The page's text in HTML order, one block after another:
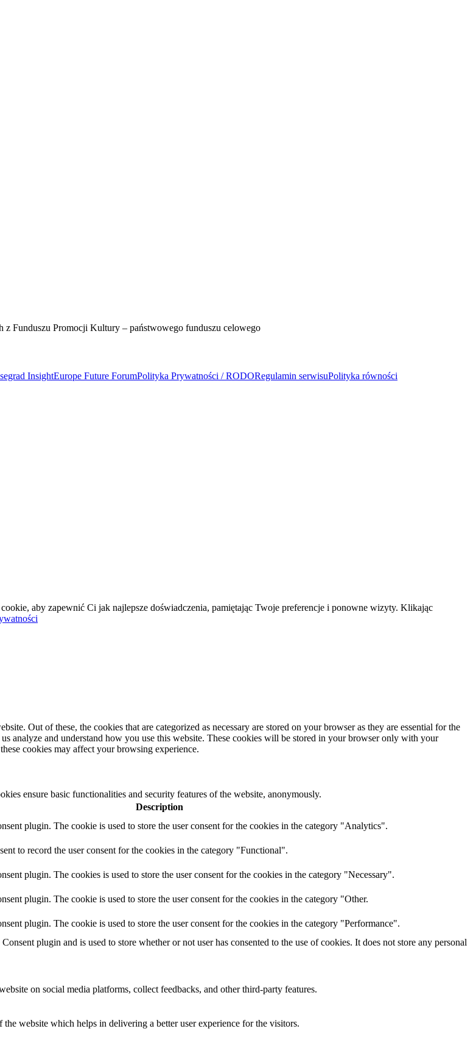
Funduszu Promocji Kultury – państwowego funduszu celowego
InsightEurope Future ForumPolityka Prywatności / RODORegulamin serwisuPolityka równości
aby zapewnić Ci jak najlepsze doświadczenia, pamiętając Twoje preferencje i ponowne wizyty. Klikając
Out of these, the cookies that are categorized as necessary are stored on your browser as they are essential for the
analyze and understand how you use this website. These cookies will be stored in your browser only with your
cookies may affect your browsing experience.
ensure basic functionalities and security features of the website, anonymously.
Description
plugin. The cookie is used to store the user consent for the cookies in the category "Analytics".
to record the user consent for the cookies in the category "Functional".
plugin. The cookies is used to store the user consent for the cookies in the category "Necessary".
plugin. The cookie is used to store the user consent for the cookies in the category "Other.
plugin. The cookie is used to store the user consent for the cookies in the category "Performance".
plugin and is used to store whether or not user has consented to the use of cookies. It does not store any personal
on social media platforms, collect feedbacks, and other third-party features.
website which helps in delivering a better user experience for the visitors.